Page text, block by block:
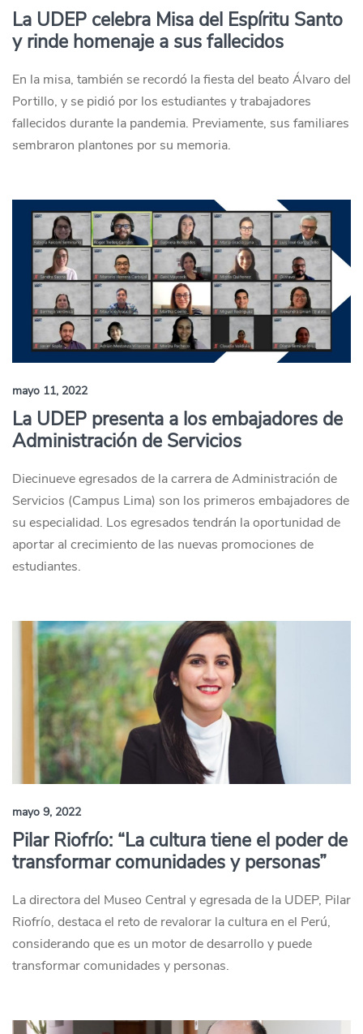
La UDEP celebra Misa del Espíritu Santo
y rinde homenaje a sus fallecidos
En la misa, también se recordó la fiesta del beato Álvaro del
Portillo, y se pidió por los estudiantes y trabajadores
fallecidos durante la pandemia. Previamente, sus familiares
sembraron plantones por su memoria.
mayo 11, 2022
La UDEP presenta a los embajadores de
Administración de Servicios
Diecinueve egresados de la carrera de Administración de
Servicios (Campus Lima) son los primeros embajadores de
su especialidad. Los egresados tendrán la oportunidad de
aportar al crecimiento de las nuevas promociones de
estudiantes.
mayo 9, 2022
Pilar Riofrío: “La cultura tiene el poder de
transformar comunidades y personas”
La directora del Museo Central y egresada de la UDEP, Pilar
Riofrío, destaca el reto de revalorar la cultura en el Perú,
considerando que es un motor de desarrollo y puede
transformar comunidades y personas.